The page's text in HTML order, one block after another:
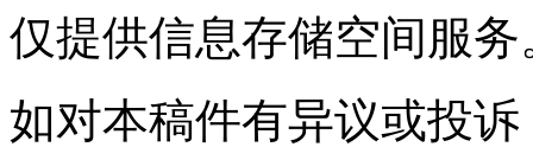
仅提供信息存储空间服务
如对本稿件有异议或投诉